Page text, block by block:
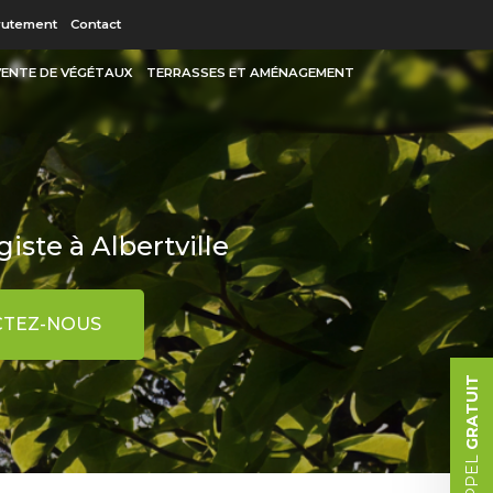
GRATUIT
Contact
DE VÉGÉTAUX TERRASSES ET AMÉNAGEMENT
à Albertville
NOUS